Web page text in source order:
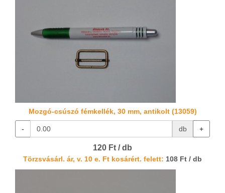
Mozgó-csúszó fémkellék, 30 mm, antikolt (13059)
- db +
120 Ft / db
Törzsvásárl. ár, v. 10 e. Ft kosárért. felett: 108 Ft / db